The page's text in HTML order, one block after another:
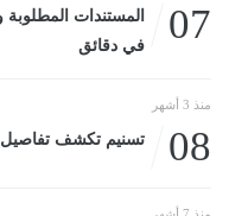
07
المستندات
في دقائق
منذ 3 أشهر
08 تسنيم تكشف تفاصيل